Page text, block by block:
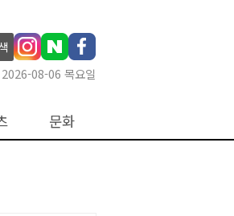
2026-08-06 목요일
문화